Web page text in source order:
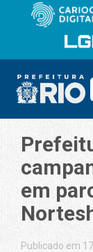
em
Publicado em